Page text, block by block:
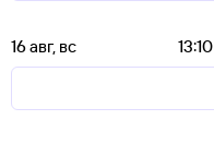
16 авг, вс 13:10